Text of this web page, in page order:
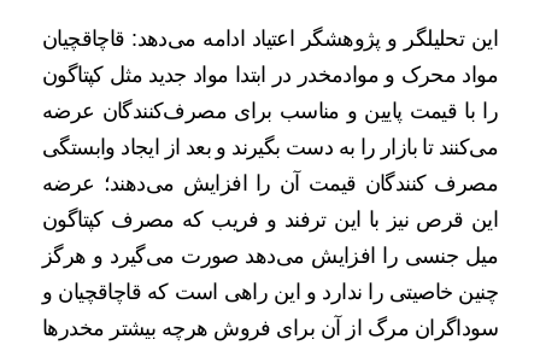
این تحلیلگر و پژوهشگر اعتیاد ادامه می‌دهد: قاچاقچیان
مواد محرک و موادمخدر در ابتدا مواد جدید مثل کپتاگون
را با قیمت پایین و مناسب برای مصرف‌کنندگان عرضه
می‌کنند تا بازار را به دست بگیرند و بعد از ایجاد وابستگی
مصرف کنندگان قیمت آن را افزایش می‌دهند؛ عرضه
این قرص نیز با این ترفند و فریب که مصرف کپتاگون
میل جنسی را افزایش می‌دهد صورت می‌گیرد و هرگز
چنین خاصیتی را ندارد و این راهی است که قاچاقچیان و
سوداگران مرگ از آن برای فروش هرچه بیشتر مخدرها